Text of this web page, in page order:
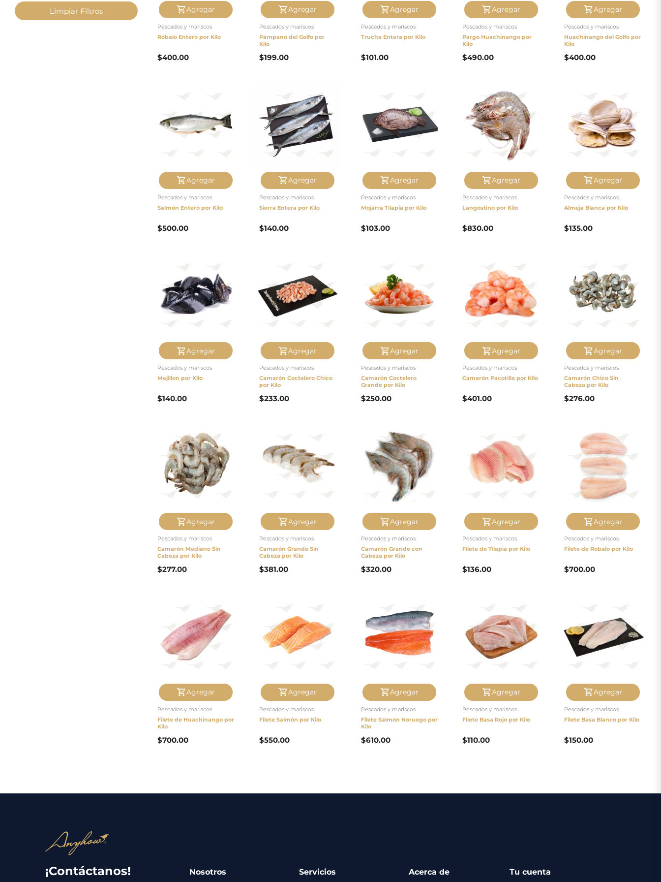
Limpiar Filtros Agregar
Pescados y mariscos
Róbalo Entero por Kilo
$400.00
Agregar
Pescados y mariscos
Pámpano del Golfo por
Kilo
$199.00
Agregar
Pescados y mariscos
Trucha Entera por Kilo
$101.00
Agregar
Pescados y mariscos
Pargo Huachinango por
Kilo
$490.00
Agregar
Pescados y mariscos
Huachinango del Golfo por
Kilo
$400.00
Agregar
Pescados y mariscos
Salmón Entero por Kilo
$500.00
Agregar
Pescados y mariscos
Sierra Entera por Kilo
$140.00
Agregar
Pescados y mariscos
Mojarra Tilapia por Kilo
$103.00
Agregar
Pescados y mariscos
Langostino por Kilo
$830.00
Agregar
Pescados y mariscos
Almeja Blanca por Kilo
$135.00
Agregar
Pescados y mariscos
Mejillon por Kilo
$140.00
Agregar
Pescados y mariscos
Camarón Coctelero Chico
por Kilo
$233.00
Agregar
Pescados y mariscos
Camarón Coctelero
Grande por Kilo
$250.00
Agregar
Pescados y mariscos
Camarón Pacotilla por Kilo
$401.00
Agregar
Pescados y mariscos
Camarón Chico Sin
Cabeza por Kilo
$276.00
Agregar
Pescados y mariscos
Camarón Mediano Sin
Cabeza por Kilo
$277.00
Agregar
Pescados y mariscos
Camarón Grande Sin
Cabeza por Kilo
$381.00
Agregar
Pescados y mariscos
Camarón Grande con
Cabeza por Kilo
$320.00
Agregar
Pescados y mariscos
Filete de Tilapia por Kilo
$136.00
Agregar
Pescados y mariscos
Filete de Robalo por Kilo
$700.00
Agregar
Pescados y mariscos
Filete de Huachinango por
Kilo
$700.00
Agregar
Pescados y mariscos
Filete Salmón por Kilo
$550.00
Agregar
Pescados y mariscos
Filete Salmón Noruego por
Kilo
$610.00
Agregar
Pescados y mariscos
Filete Basa Rojo por Kilo
$110.00
Agregar
Pescados y mariscos
Filete Basa Blanco por Kilo
$150.00
¡Contáctanos! Nosotros Servicios Acerca de Tu cuenta